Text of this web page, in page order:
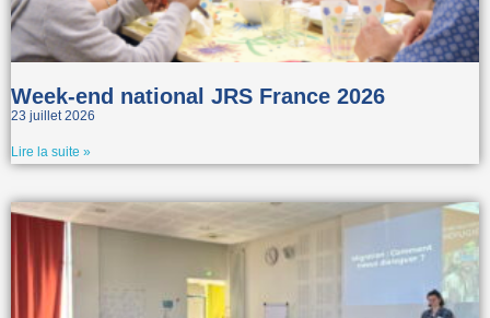
Week-end national JRS France 2026
23 juillet 2026
Lire la suite »